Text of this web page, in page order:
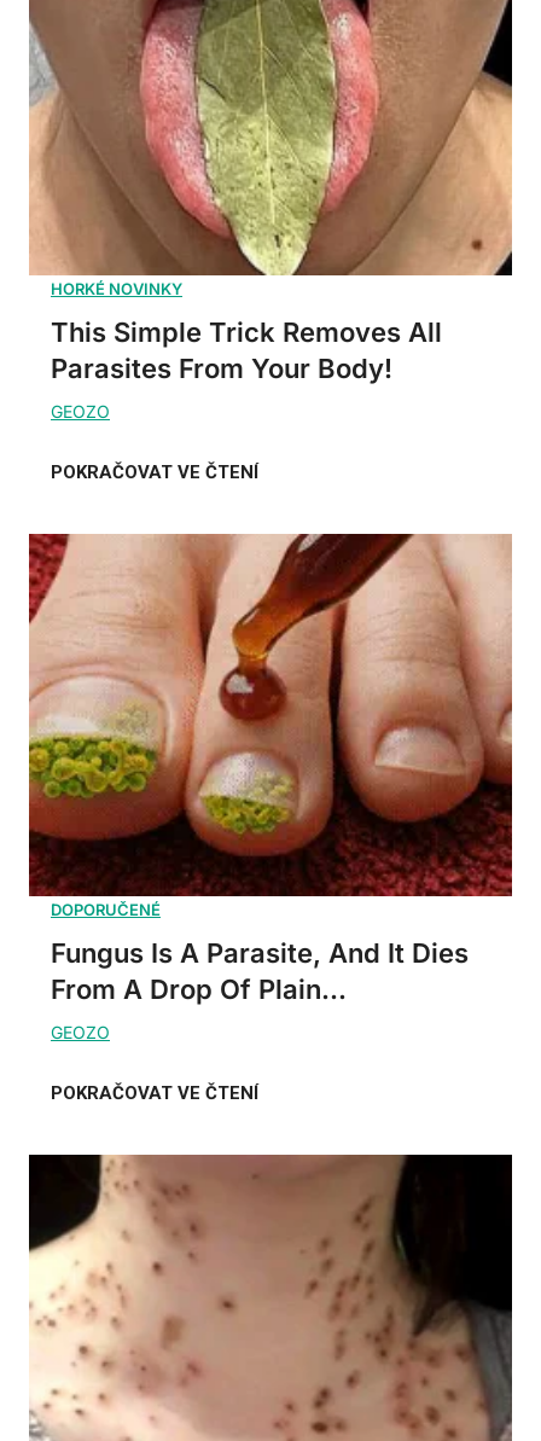
This Simple Trick Removes All
Parasites From Your Body!
Fungus Is A Parasite, And It Dies
From A Drop Of Plain...